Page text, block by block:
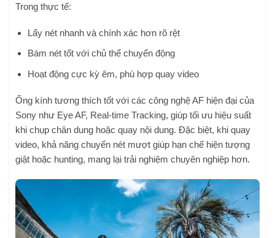
Trong thực tế:
Lấy nét nhanh và chính xác hơn rõ rệt
Bám nét tốt với chủ thể chuyển động
Hoạt động cực kỳ êm, phù hợp quay video
Ống kính tương thích tốt với các công nghệ AF hiện đại của
Sony như Eye AF, Real-time Tracking, giúp tối ưu hiệu suất
khi chụp chân dung hoặc quay nội dung. Đặc biệt, khi quay
video, khả năng chuyển nét mượt giúp hạn chế hiện tượng
giật hoặc hunting, mang lại trải nghiệm chuyên nghiệp hơn.